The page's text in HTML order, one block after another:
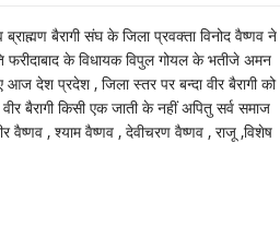
बैरागी संघ के जिला प्रवक्ता विनोद वैष्णव ने
फरीदाबाद के विधायक विपुल गोयल के भतीजे अमन
देश प्रदेश , जिला स्तर पर बन्दा वीर बैरागी को
बैरागी किसी एक जाती के नहीं अपितु सर्व समाज
, श्याम वैष्णव , देवीचरण वैष्णव , राजू ,विशेष